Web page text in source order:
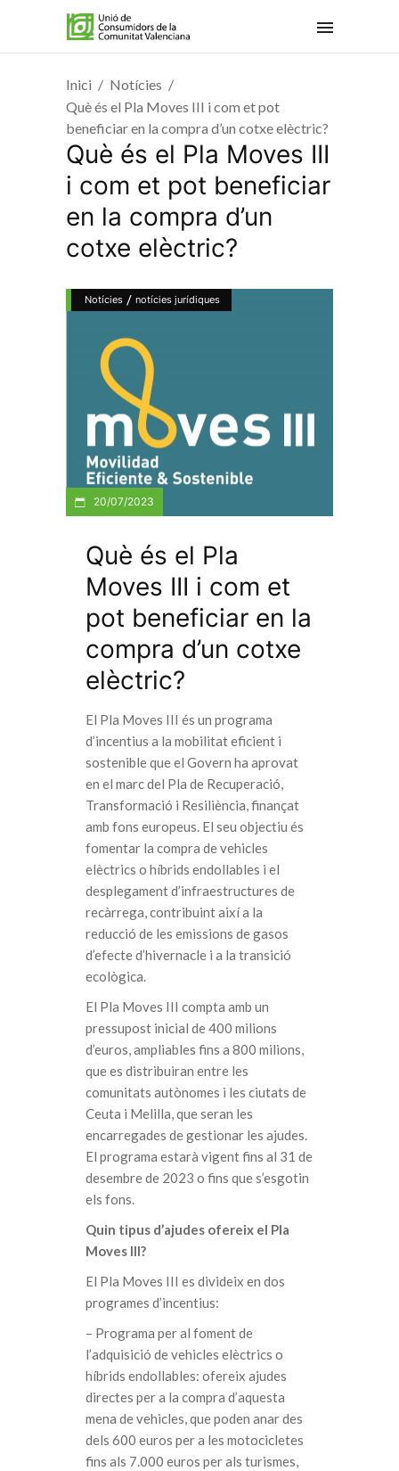
Inici
Notícies
Què és el Pla Moves III i com et pot
beneficiar en la compra d’un cotxe elèctric?
Què és el Pla Moves III
i com et pot beneficiar
en la compra d’un
cotxe elèctric?
Notícies / notícies jurídiques
20/07/2023
Què és el Pla
Moves III i com et
pot beneficiar en la
compra d’un cotxe
elèctric?
El Pla Moves III és un programa
d’incentius a la mobilitat eficient i
sostenible que el Govern ha aprovat
en el marc del Pla de Recuperació,
Transformació i Resiliència, finançat
amb fons europeus. El seu objectiu és
fomentar la compra de vehicles
elèctrics o híbrids endollables i el
desplegament d’infraestructures de
recàrrega, contribuint així a la
reducció de les emissions de gasos
d’efecte d’hivernacle i a la transició
ecològica.
El Pla Moves III compta amb un
pressupost inicial de 400 milions
d’euros, ampliables fins a 800 milions,
que es distribuiran entre les
comunitats autònomes i les ciutats de
Ceuta i Melilla, que seran les
encarregades de gestionar les ajudes.
El programa estarà vigent fins al 31 de
desembre de 2023 o fins que s’esgotin
els fons.
Quin tipus d’ajudes ofereix el Pla
Moves III?
El Pla Moves III es divideix en dos
programes d’incentius:
– Programa per al foment de
l’adquisició de vehicles elèctrics o
híbrids endollables: ofereix ajudes
directes per a la compra d’aquesta
mena de vehicles, que poden anar des
dels 600 euros per a les motocicletes
fins als 7.000 euros per als turismes,